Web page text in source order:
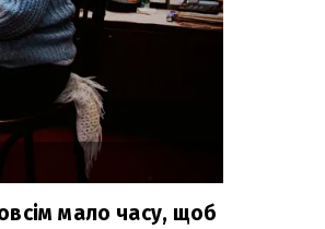
мало часу, щоб